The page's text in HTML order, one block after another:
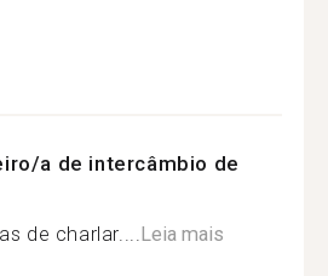
a de intercâmbio de
de charlar....Leia mais